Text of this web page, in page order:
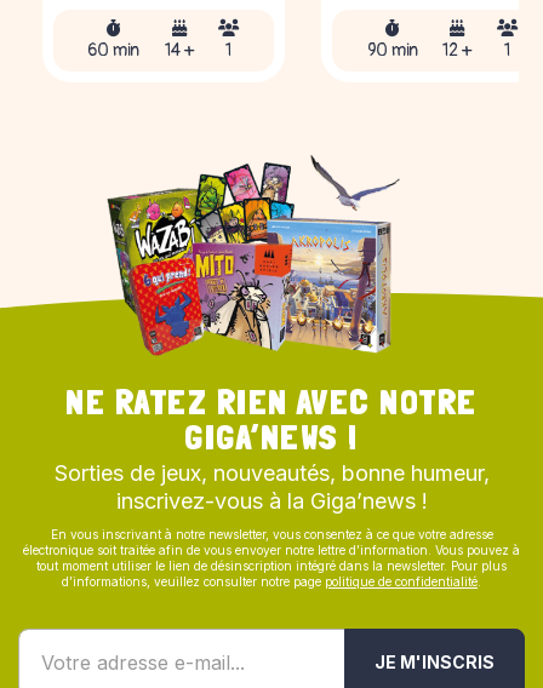
60 min 14 + 1 90 min 12 + 1
NE RATEZ RIEN AVEC NOTRE
GIGA’NEWS !
Sorties de jeux, nouveautés, bonne humeur,
inscrivez-vous à la Giga’news !
En vous inscrivant à notre newsletter, vous consentez à ce que votre adresse
électronique soit traitée afin de vous envoyer notre lettre d’information. Vous pouvez à
tout moment utiliser le lien de désinscription intégré dans la newsletter. Pour plus
d’informations, veuillez consulter notre page politique de confidentialité
JE M'INSCRIS